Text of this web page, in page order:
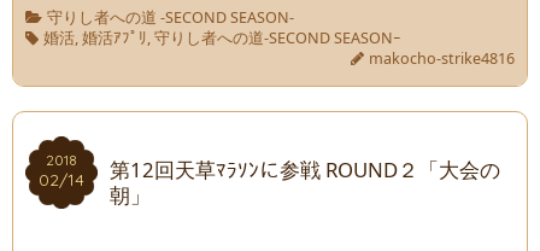
守りし者への道 -SECOND SEASON-
婚活,婚活ｱﾌﾟﾘ,守りし者への道-SECOND SEASONｰ
makocho-strike4816
2018
02/14
2018
02/14
第12回天草ﾏﾗｿﾝに参戦 ROUND２「大会の
朝」